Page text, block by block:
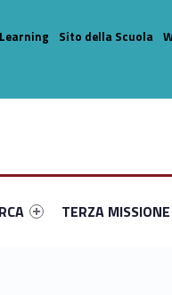
primary-15436-14
#link-menu-
Link identifier
TERZA MISSIONE
Sito della Scuola